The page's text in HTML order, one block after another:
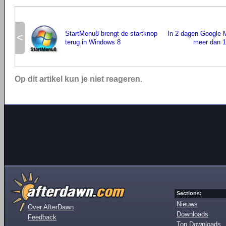
<
StartMenu8 brengt de startknop
terug in Windows 8
In 2 dagen Google
meer dan
Op dit artikel kun je niet reageren.
Over AfterDawn
Feedback
Sections:
Nieuws
Downloads
Top Downloads